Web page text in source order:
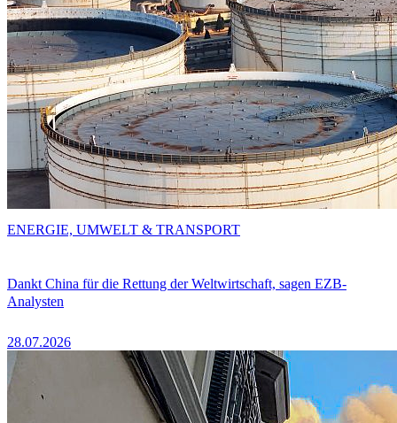
Dankt China für die Rettung der Weltwirtschaft, sagen EZB-
Analysten
28.07.2026
ENERGIE, UMWELT & TRANSPORT